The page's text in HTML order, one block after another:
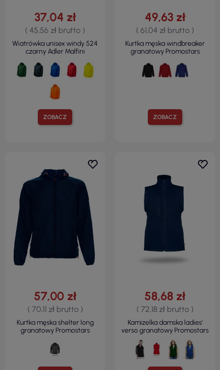
ZOBACZ
37,04 zł
( 45,56 zł brutto )
Wiatrówka unisex windy 524
czarny Adler Malfini
ZOBACZ
49,63 zł
( 61,04 zł brutto )
Kurtka męska windbreaker
granatowy Promostars
57,00 zł
( 70,11 zł brutto )
Kurtka męska shelter long
granatowy Promostars
58,68 zł
( 72,18 zł brutto )
Kamizelka damska ladies'
verso granatowy Promostars